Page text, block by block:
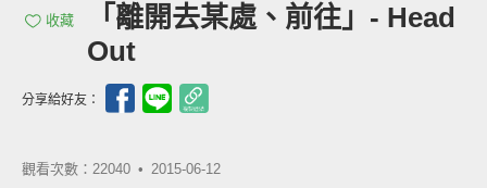
收藏
「離開去某處、前往」- Head
Out
分享給好友：
觀看次數：22040 • 2015-06-12